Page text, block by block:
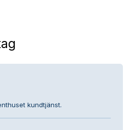
kundtjänst.